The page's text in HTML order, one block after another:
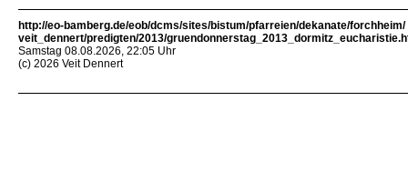
http://eo-bamberg.de/eob/dcms/sites/bistum/pfarreien/dekanate/forchheim/
veit_dennert/predigten/2013/
Samstag 08.08.2026, 22:05 Uhr
(c) 2026 Veit Dennert